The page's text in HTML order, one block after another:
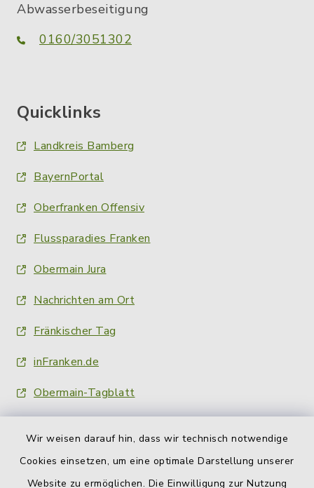
Wir weisen darauf hin, dass wir technisch notwendige
Cookies einsetzen, um eine optimale Darstellung unserer
Website zu ermöglichen. Die Einwilligung zur Nutzung
Abwasserbeseitigung
0160/3051302
Quicklinks
Landkreis Bamberg
BayernPortal
Oberfranken Offensiv
Flussparadies Franken
Obermain Jura
Nachrichten am Ort
Fränkischer Tag
inFranken.de
Obermain-Tagblatt